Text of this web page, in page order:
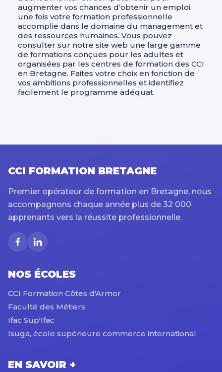
augmenter vos chances d’obtenir un emploi
une fois votre formation professionnelle
accomplie dans le domaine du management et
des ressources humaines. Vous pouvez
consulter sur notre site web une large gamme
de formations conçues pour les adultes et
organisées par les centres de formation des CCI
en Bretagne. Faites votre choix en fonction de
vos ambitions professionnelles et identifiez
facilement le programme adéquat.
CCI FORMATION BRETAGNE
Premier opérateur de formation en Bretagne, nous
accompagnons chaque année plus de 32 000
apprenants vers la réussite professionnelle.
NOS ÉCOLES
CCI Formation Côtes d'Armor
Faculté des Métiers
Ifac Sup'Ifac
Isuga, école supérieure commerce international
EN SAVOIR +